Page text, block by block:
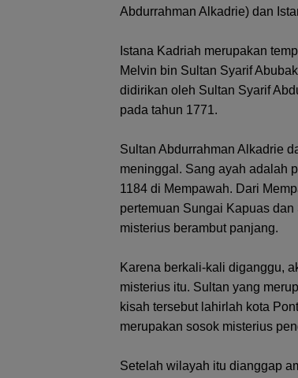
Abdurrahman Alkadrie) dan
Istana Kadriah merupakan
Melvin bin Sultan Syarif
didirikan oleh Sultan Syarif
pada tahun 1771.
Sultan Abdurrahman Alkadrie
meninggal. Sang ayah adalah
1184 di Mempawah. Dari
pertemuan Sungai Kapuas
misterius berambut panjang.
Karena berkali-kali diganggu,
misterius itu. Sultan yang
kisah tersebut lahirlah kota
merupakan sosok misterius
Setelah wilayah itu dianggap